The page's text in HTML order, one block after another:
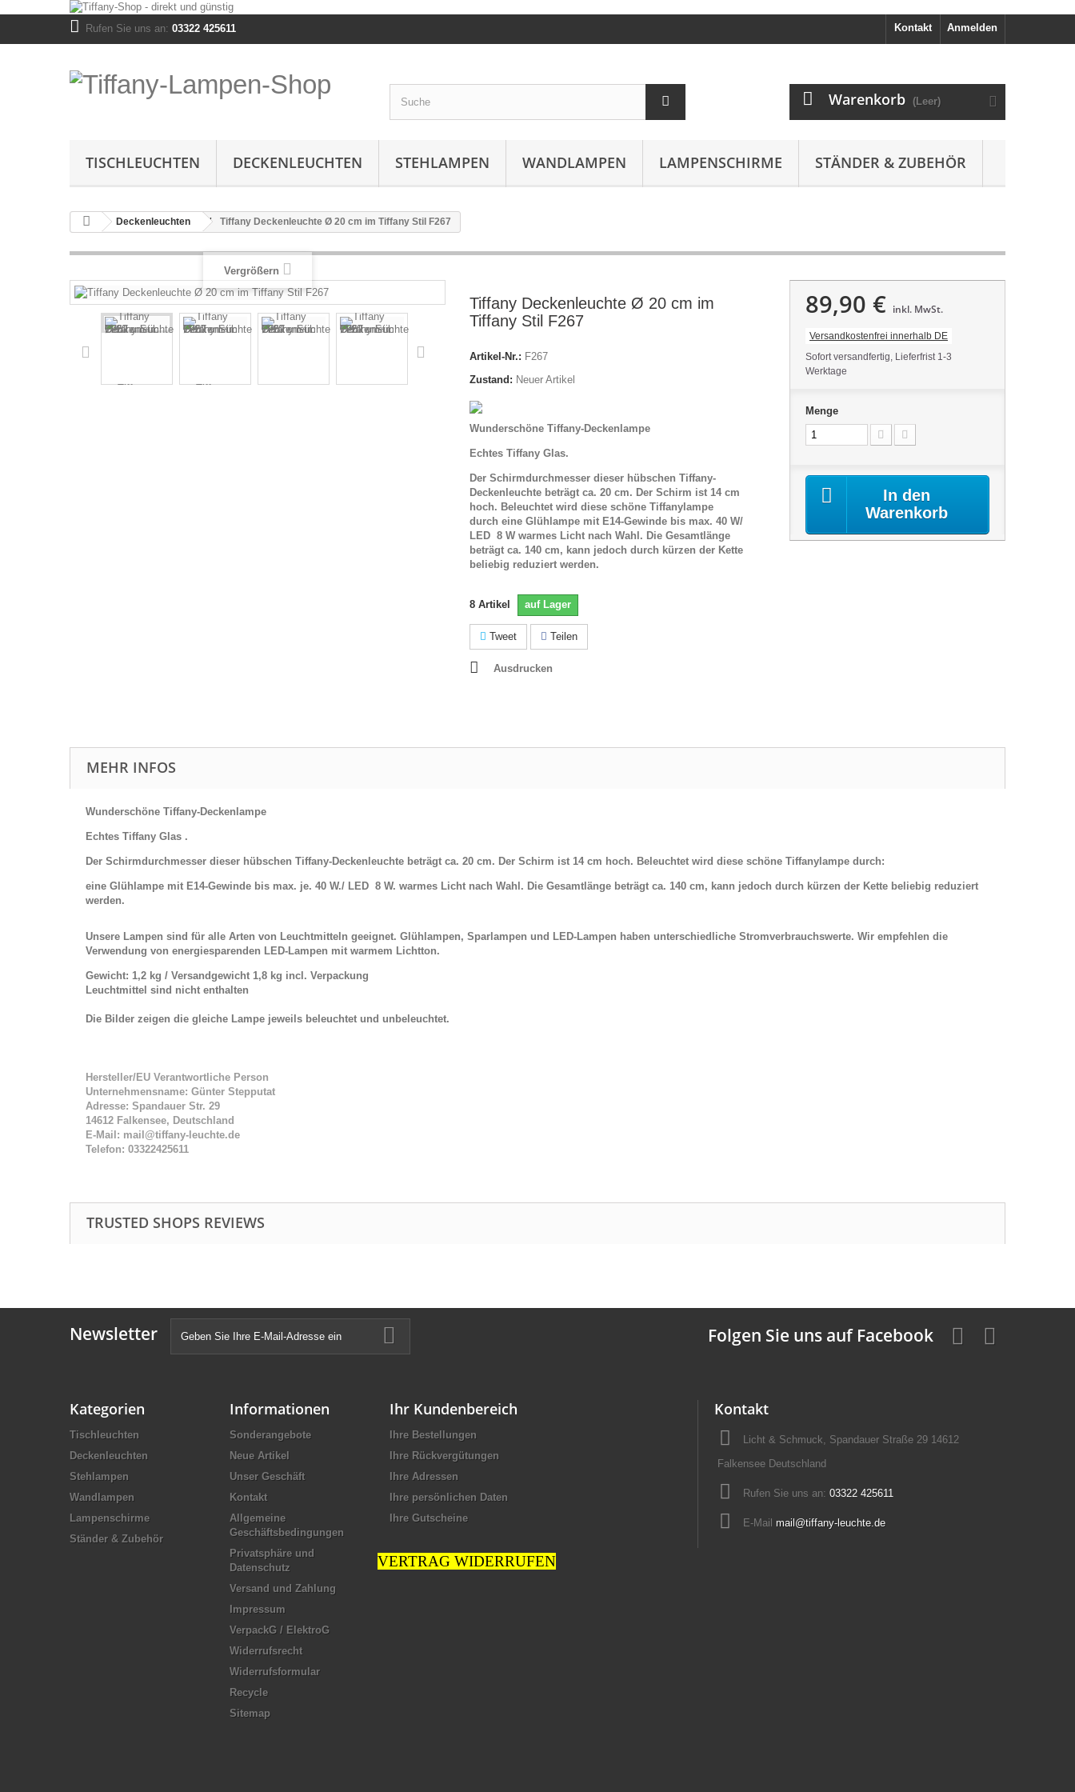
Anmelden
Kontakt
Rufen Sie uns an: 03322 425611
Warenkorb (Leer)
TISCHLEUCHTEN DECKENLEUCHTEN STEHLAMPEN WANDLAMPEN LAMPENSCHIRME STÄNDER & ZUBEHÖR
Deckenleuchten Tiffany Deckenleuchte Ø 20 cm im Tiffany Stil F267
Vergrößern
Tiffany Deckenleuchte Ø 20 cm im
Tiffany Stil F267
Artikel-Nr.: F267
Zustand: Neuer Artikel
Wunderschöne Tiffany-Deckenlampe
Echtes Tiffany Glas.
Der Schirmdurchmesser dieser hübschen Tiffany-
Deckenleuchte beträgt ca. 20 cm. Der Schirm ist 14 cm
hoch. Beleuchtet wird diese schöne Tiffanylampe
durch eine Glühlampe mit E14-Gewinde bis max. 40 W/
LED 8 W warmes Licht nach Wahl. Die Gesamtlänge
beträgt ca. 140 cm, kann jedoch durch kürzen der Kette
beliebig reduziert werden.
8 Artikel auf Lager
Tweet Teilen
Ausdrucken
89,90 € inkl. MwSt.
Versandkostenfrei innerhalb DE
Sofort versandfertig, Lieferfrist 1-3
Werktage
Menge
In den
Warenkorb
MEHR INFOS
Wunderschöne Tiffany-Deckenlampe
Echtes Tiffany Glas .
Der Schirmdurchmesser dieser hübschen Tiffany-Deckenleuchte beträgt ca. 20 cm. Der Schirm ist 14 cm hoch. Beleuchtet wird diese schöne Tiffanylampe durch:
eine Glühlampe mit E14-Gewinde bis max. je. 40 W./ LED 8 W. warmes Licht nach Wahl. Die Gesamtlänge beträgt ca. 140 cm, kann jedoch durch kürzen der Kette beliebig reduziert
werden.
Unsere Lampen sind für alle Arten von Leuchtmitteln geeignet. Glühlampen, Sparlampen und LED-Lampen haben unterschiedliche Stromverbrauchswerte. Wir empfehlen die
Verwendung von energiesparenden LED-Lampen mit warmem Lichtton.
Gewicht: 1,2 kg / Versandgewicht 1,8 kg incl. Verpackung
Leuchtmittel sind nicht enthalten
Die Bilder zeigen die gleiche Lampe jeweils beleuchtet und unbeleuchtet.
Hersteller/EU Verantwortliche Person
Unternehmensname: Günter Stepputat
Adresse: Spandauer Str. 29
14612 Falkensee, Deutschland
E-Mail: mail@tiffany-leuchte.de
Telefon: 03322425611
TRUSTED SHOPS REVIEWS
Newsletter Folgen Sie uns auf Facebook
Kategorien
Tischleuchten
Deckenleuchten
Stehlampen
Wandlampen
Lampenschirme
Ständer & Zubehör
Informationen
Sonderangebote
Neue Artikel
Unser Geschäft
Kontakt
Allgemeine
Geschäftsbedingungen
Privatsphäre und
Datenschutz
Versand und Zahlung
Impressum
VerpackG / ElektroG
Widerrufsrecht
Widerrufsformular
Recycle
Sitemap
Ihr Kundenbereich
Ihre Bestellungen
Ihre Rückvergütungen
Ihre Adressen
Ihre persönlichen Daten
Ihre Gutscheine
Kontakt
Licht & Schmuck, Spandauer Straße 29 14612
Falkensee Deutschland
Rufen Sie uns an: 03322 425611
E-Mail mail@tiffany-leuchte.de
VERTRAG WIDERRUFEN